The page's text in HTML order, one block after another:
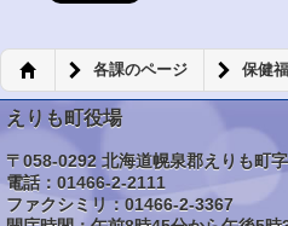
各課のページ 保健
えりも町役場
〒058-0292 北海道幌泉郡えりも町
電話：01466-2-2111
ファクシミリ：01466-2-3367